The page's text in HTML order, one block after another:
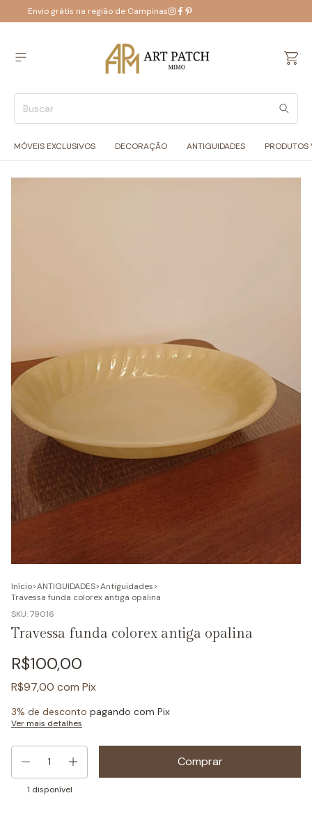
Envio grátis na região de Campinas
MÓVEIS EXCLUSIVOS DECORAÇÃO ANTIGUIDADES PRODUTOS
Início>ANTIGUIDADES>Antiguidades>
Travessa funda colorex antiga opalina
SKU:79016
Travessa funda colorex antiga opalina
R$100,00
R$97,00 com Pix
3% de desconto pagando com Pix
Ver mais detalhes
1 disponível